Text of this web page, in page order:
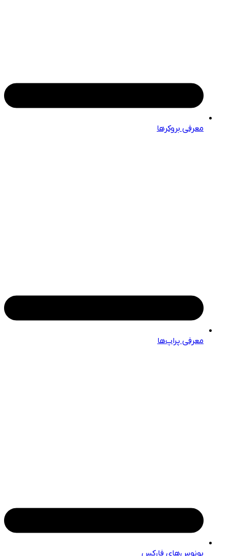
معرفی بروکرها
معرفی پراپ‌ها
بونوس‌های فارکس